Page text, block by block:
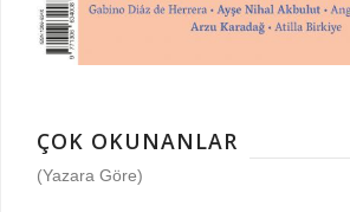
ÇOK OKUNANLAR
(Yazara Göre)